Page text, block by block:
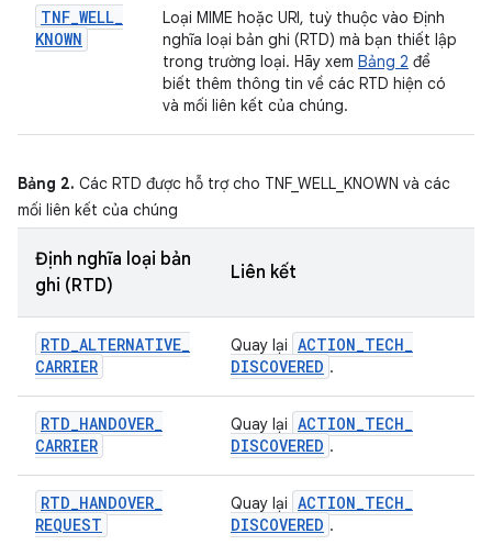
TNF_WELL_
KNOWN
Loại MIME hoặc URI, tuỳ thuộc vào Định
nghĩa loại bản ghi (RTD) mà bạn thiết lập
trong trường loại. Hãy xem Bảng 2 để
biết thêm thông tin về các RTD hiện có
và mối liên kết của chúng.
Bảng 2. Các RTD được hỗ trợ cho TNF_WELL_KNOWN và các
mối liên kết của chúng
Định nghĩa loại bản
ghi (RTD)
Liên kết
RTD_ALTERNATIVE_
CARRIER
Quay lại ACTION_TECH_
DISCOVERED .
RTD_HANDOVER_
CARRIER
Quay lại ACTION_TECH_
DISCOVERED .
RTD_HANDOVER_
REQUEST
Quay lại ACTION_TECH_
DISCOVERED .